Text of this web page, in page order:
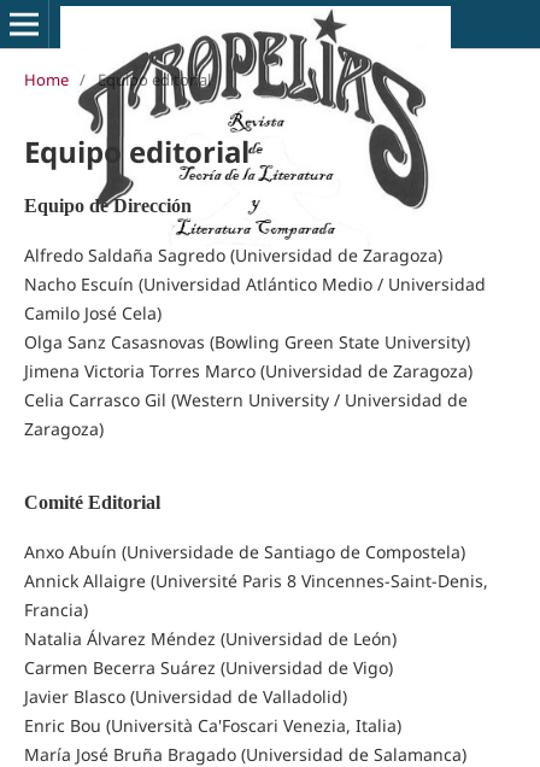
Home / Equipo editorial
Equipo editorial
Equipo de Dirección
Alfredo Saldaña Sagredo (Universidad de Zaragoza)
Nacho Escuín (Universidad Atlántico Medio / Universidad
Camilo José Cela)
Olga Sanz Casasnovas (Bowling Green State University)
Jimena Victoria Torres Marco (Universidad de Zaragoza)
Celia Carrasco Gil (Western University / Universidad de
Zaragoza)
Comité Editorial
Anxo Abuín (Universidade de Santiago de Compostela)
Annick Allaigre (Université Paris 8 Vincennes-Saint-Denis,
Francia)
Natalia Álvarez Méndez (Universidad de León)
Carmen Becerra Suárez (Universidad de Vigo)
Javier Blasco (Universidad de Valladolid)
Enric Bou (Università Ca'Foscari Venezia, Italia)
María José Bruña Bragado (Universidad de Salamanca)